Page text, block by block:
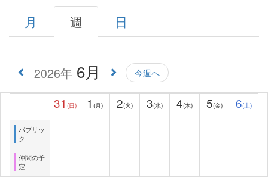
月 週 日
2026年 6月 今週へ
31 (日) 1 (月) 2(火) 3(水) 4(木) 5(金) 6(土)
パブリッ
ク
仲間の予
定